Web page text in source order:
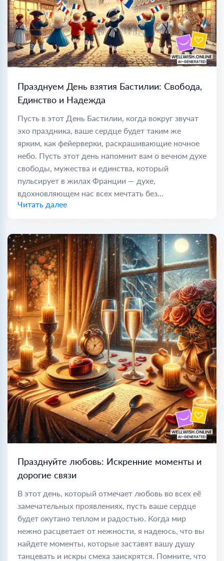
Празднуем День взятия Бастилии: Свобода,
Единство и Надежда
Пусть в этот День Бастилии, когда вокруг звучат
эхо праздника, ваше сердце будет таким же
ярким, как фейерверки, раскрашивающие ночное
небо. Пусть этот день напомнит вам о вечном духе
свободы, мужества и единства, который
пульсирует в жилах Франции — духе,
вдохновляющем нас всех мечтать без...
Читать далее
Празднуйте любовь: Искренние моменты и
дорогие связи
В этот день, который отмечает любовь во всех её
замечательных проявлениях, пусть ваше сердце
будет окутано теплом и радостью. Когда мир
нежно расцветает от нежности, я надеюсь, что вы
найдете моменты, которые заставят вашу душу
танцевать и искры смеха заискрятся. Помните, что